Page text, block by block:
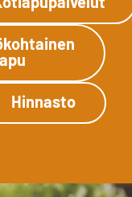
apu
Hinnasto